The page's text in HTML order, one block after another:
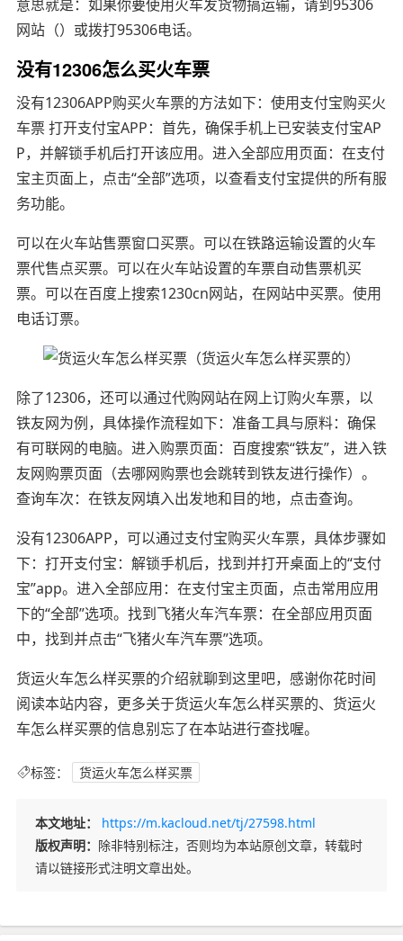
意思就是：如果你要使用火车发货物搞运输，请到95306
网站（）或拨打95306电话。
没有12306怎么买火车票
没有12306APP购买火车票的方法如下：使用支付宝购买火
车票 打开支付宝APP：首先，确保手机上已安装支付宝AP
P，并解锁手机后打开该应用。进入全部应用页面：在支付
宝主页面上，点击“全部”选项，以查看支付宝提供的所有服
务功能。
可以在火车站售票窗口买票。可以在铁路运输设置的火车
票代售点买票。可以在火车站设置的车票自动售票机买
票。可以在百度上搜索1230cn网站，在网站中买票。使用
电话订票。
除了12306，还可以通过代购网站在网上订购火车票，以
铁友网为例，具体操作流程如下：准备工具与原料：确保
有可联网的电脑。进入购票页面：百度搜索“铁友”，进入铁
友网购票页面（去哪网购票也会跳转到铁友进行操作）。
查询车次：在铁友网填入出发地和目的地，点击查询。
没有12306APP，可以通过支付宝购买火车票，具体步骤如
下：打开支付宝：解锁手机后，找到并打开桌面上的“支付
宝”app。进入全部应用：在支付宝主页面，点击常用应用
下的“全部”选项。找到飞猪火车汽车票：在全部应用页面
中，找到并点击“飞猪火车汽车票”选项。
货运火车怎么样买票的介绍就聊到这里吧，感谢你花时间
阅读本站内容，更多关于货运火车怎么样买票的、货运火
车怎么样买票的信息别忘了在本站进行查找喔。
标签： 货运火车怎么样买票
本文地址：
https://m.kacloud.net/tj/27598.html
版权声明： 除非特别标注，否则均为本站原创文章，转载时
请以链接形式注明文章出处。